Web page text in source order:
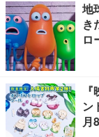
地
き
ロ
ン
月